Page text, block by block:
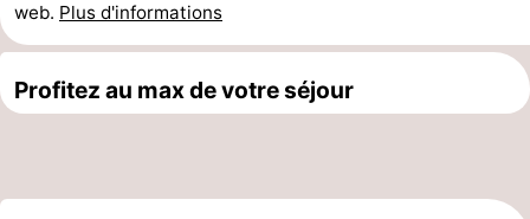
la
ville
-
Hollande
-
web. Plus d'informations
Profitez au max de votre séjour